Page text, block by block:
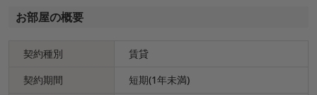
お部屋の概要
契約種別
賃貸
契約期間
短期(1年未満)